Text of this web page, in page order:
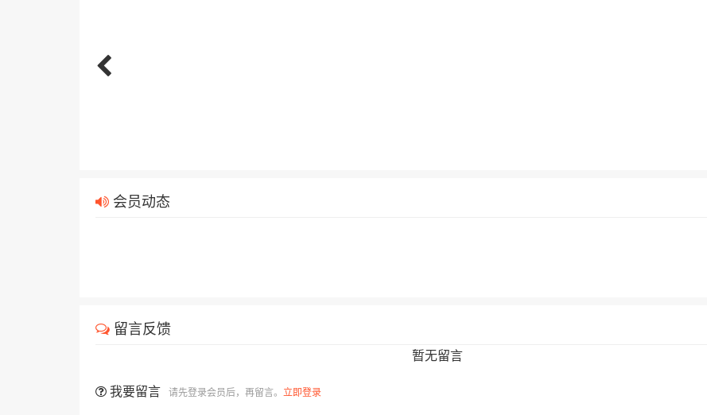
会员动态
留言反馈
暂无留言
我要留言 请先登录会员后，再留言。 立即登录